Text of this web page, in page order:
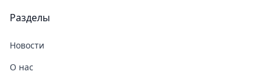
Разделы
Новости
О нас